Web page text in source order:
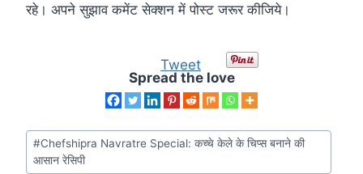
रहे। अपने सुझाव कमेंट सेक्शन में पोस्ट जरूर कीजिये।
Tweet
Spread the love
#Chefshipra Navratre Special: कच्चे केले के चिप्स बनाने की
आसान रेसिपी